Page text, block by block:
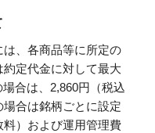
、各商品等に所定の
定代金に対して最大
合は、2,860円（税込
合は銘柄ごとに設定
）および運用管理費